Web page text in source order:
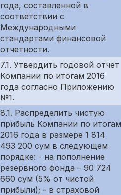
года, составленной в
соответствии с
Международными
стандартами финансовой
отчетности.
7.1. Утвердить годовой отчет
Компании по итогам 2016
года согласно Приложению
№1.
8.1. Распределить чистую
прибыль Компании по итогам
2016 года в размере 1 814
493 200 сум в следующем
порядке: - на пополнение
резервного фонда – 90 724
660 сум (5% от чистой
прибыли); - в страховой